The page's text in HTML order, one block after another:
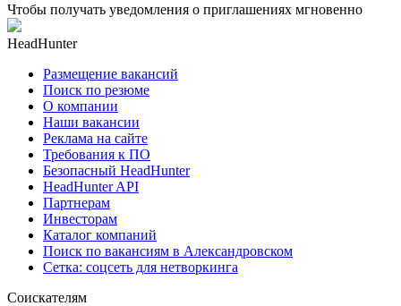
Чтобы получать уведомления о приглашениях мгновенно
HeadHunter
Размещение вакансий
Поиск по резюме
О компании
Наши вакансии
Реклама на сайте
Требования к ПО
Безопасный HeadHunter
HeadHunter API
Партнерам
Инвесторам
Каталог компаний
Поиск по вакансиям в Александровском
Сетка: соцсеть для нетворкинга
Соискателям